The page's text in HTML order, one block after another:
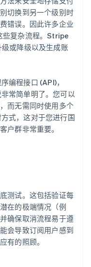
切换到另一个级别时
错误。因此许多企业
些复杂流程。Stripe
或降级以及生成账
编程接口 (API)，
常简单明了。您可以
而无需同时使用多个
式，这对于您进行国
户群非常重要。
测试。这包括验证每
在的极端情况（例
确保取消流程易于遵
会导致订阅用户感到
有的照顾。